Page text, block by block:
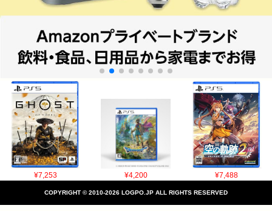
¥7,253 ¥4,200 ¥7,488
COPYRIGHT © 2010-2026 LOGPO.JP ALL RIGHTS RESERVED